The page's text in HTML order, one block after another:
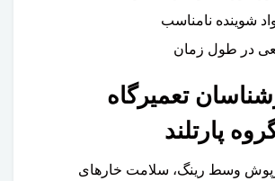
شوینده نامناسب
در طول زمان
تعمیرگاه
پارتلند
وسط رینگ، سلامت خارهای